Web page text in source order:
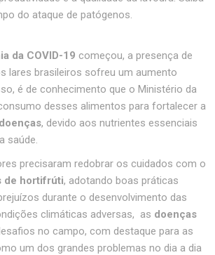
do ataque de patógenos.
da COVID-19 começou, a presença de
lares brasileiros sofreu um aumento
é de conhecimento que o Ministério da
desses alimentos para fortalecer a
doenças, devido aos nutrientes essenciais
saúde.
precisaram redobrar os cuidados com o
de hortifrúti, adotando boas práticas
durante o desenvolvimento das
climáticas adversas, as doenças
no campo, com destaque para as
um dos grandes problemas no dia a dia